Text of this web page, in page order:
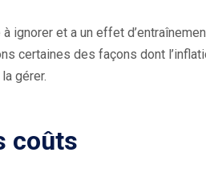
ignorer et a un effet
certaines des façons dont
gérer.
coûts